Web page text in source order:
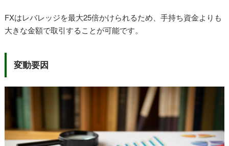
FXはレバレッジを最大25倍かけられるため、手持ち資金よりも
大きな金額で取引することが可能です。
変動要因